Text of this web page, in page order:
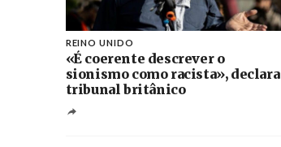
REINO UNIDO
«É coerente descrever o
sionismo como racista», declara
tribunal britânico